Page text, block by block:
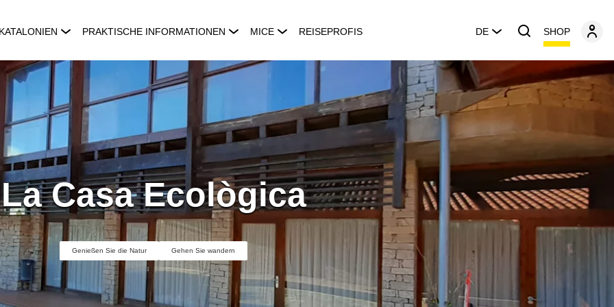
PRAKTISCHE INFORMATIONEN MICE REISEPROFIS DE SHOP
La Casa Ecològica
Genießen Sie die Natur Gehen Sie wandern